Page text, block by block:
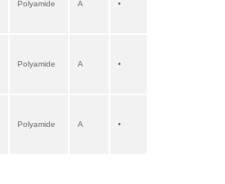
Polyamide A •
Polyamide A •
Polyamide A •